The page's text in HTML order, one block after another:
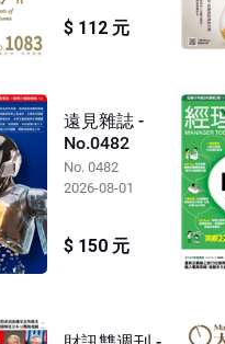
$ 112 元
遠見雜誌 -
No.0482
No. 0482
2026-08-01
$ 150 元